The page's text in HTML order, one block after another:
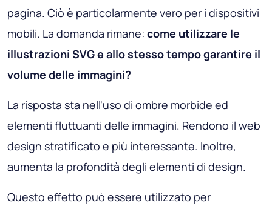
pagina. Ciò è particolarmente vero per i dispositivi
mobili. La domanda rimane: come utilizzare le
illustrazioni SVG e allo stesso tempo garantire il
volume delle immagini?
La risposta sta nell'uso di ombre morbide ed
elementi fluttuanti delle immagini. Rendono il web
design stratificato e più interessante. Inoltre,
aumenta la profondità degli elementi di design.
Questo effetto può essere utilizzato per